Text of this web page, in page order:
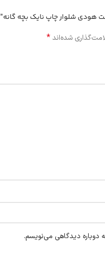
هودی شلوار چاپ نایک بچه گانه”
شده‌اند*
دوباره دیدگاهی می‌نویسم.